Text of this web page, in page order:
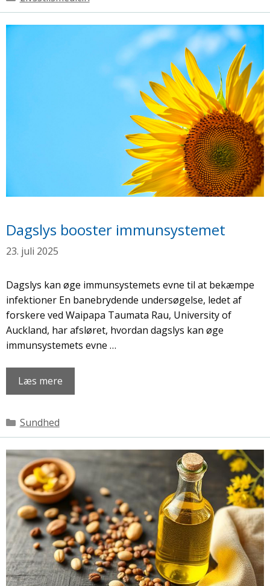
Dagslys booster immunsystemet
23. juli 2025
Dagslys kan øge immunsystemets evne til at bekæmpe
infektioner En banebrydende undersøgelse, ledet af
forskere ved Waipapa Taumata Rau, University of
Auckland, har afsløret, hvordan dagslys kan øge
immunsystemets evne …
Læs mere
Kategorier
Sundhed